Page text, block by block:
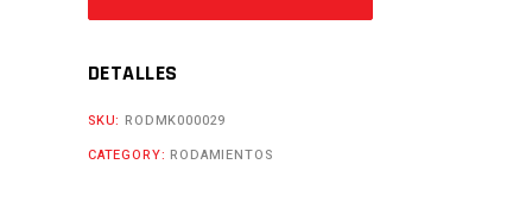
DETALLES
SKU: RODMK000029
CATEGORY: RODAMIENTOS